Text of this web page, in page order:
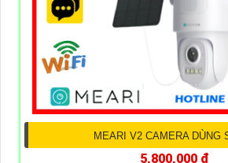
MEARI V2 CAMERA DÙNG
5,800,000 ₫